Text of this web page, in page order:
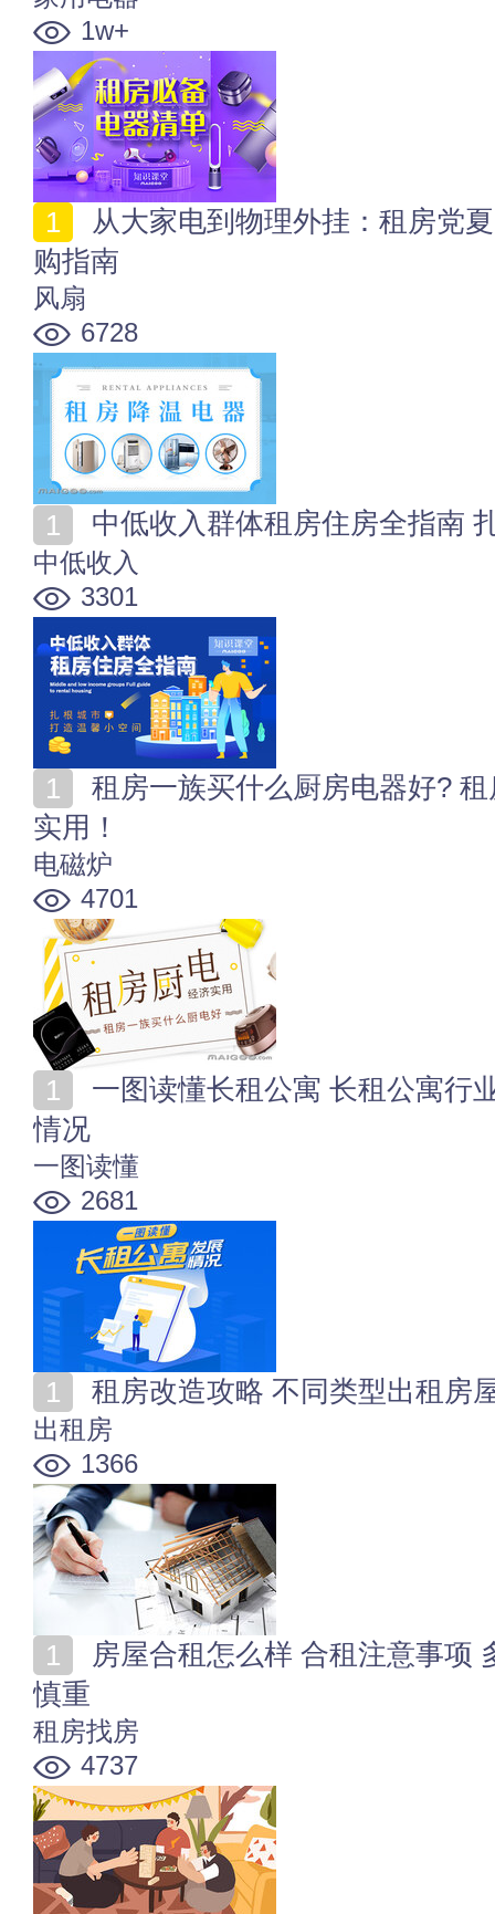
1w+
购指南
风扇
6728
中低收入群体租房住房全指南
中低收入
3301
实用！
电磁炉
4701
情况
一图读懂
2681
租房改造攻略 不同类型出租房
出租房
1366
慎重
租房找房
4737